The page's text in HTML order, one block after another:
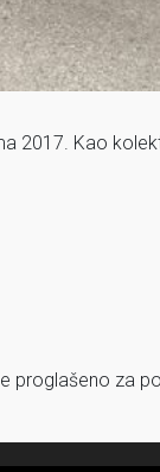
2017. Kao
proglašeno za